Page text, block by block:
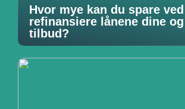
Hvor mye kan du spare
refinansiere lånene dine
tilbud?